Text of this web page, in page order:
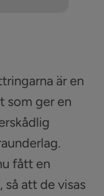
är en
som ger en
fått en
så att de visas